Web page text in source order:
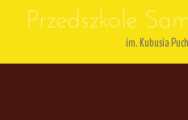
Przedszkole
im. Kubusia